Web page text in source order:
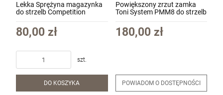
Lekka Sprężyna magazynka
do strzelb Competition
InnovaTac (Comps Medium)
80,00 zł
szt.
DO KOSZYKA
Powiększony zrzut zamka
Toni System PMM8 do strzelb
Breda kol. czerwony
180,00 zł
POWIADOM O DOSTĘPNOŚCI